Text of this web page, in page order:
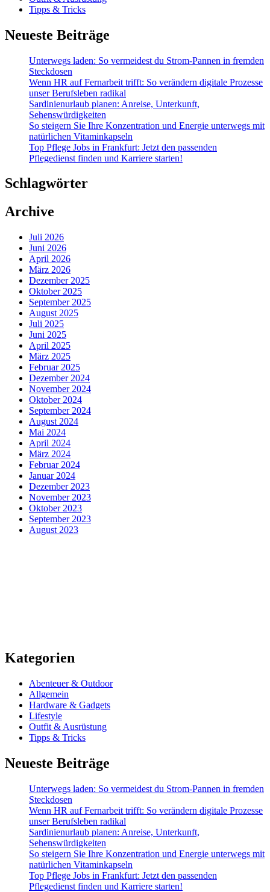
Tipps & Tricks
Neueste Beiträge
Unterwegs laden: So vermeidest du Strom-Pannen in fremden
Steckdosen
Wenn HR auf Fernarbeit trifft: So verändern digitale Prozesse
unser Berufsleben radikal
Sardinienurlaub planen: Anreise, Unterkunft,
Sehenswürdigkeiten
So steigern Sie Ihre Konzentration und Energie unterwegs mit
natürlichen Vitaminkapseln
Top Pflege Jobs in Frankfurt: Jetzt den passenden
Pflegedienst finden und Karriere starten!
Schlagwörter
Archive
Juli 2026
Juni 2026
April 2026
März 2026
Dezember 2025
Oktober 2025
September 2025
August 2025
Juli 2025
Juni 2025
April 2025
März 2025
Februar 2025
Dezember 2024
November 2024
Oktober 2024
September 2024
August 2024
Mai 2024
April 2024
März 2024
Februar 2024
Januar 2024
Dezember 2023
November 2023
Oktober 2023
September 2023
August 2023
Kategorien
Abenteuer & Outdoor
Allgemein
Hardware & Gadgets
Lifestyle
Outfit & Ausrüstung
Tipps & Tricks
Neueste Beiträge
Unterwegs laden: So vermeidest du Strom-Pannen in fremden
Steckdosen
Wenn HR auf Fernarbeit trifft: So verändern digitale Prozesse
unser Berufsleben radikal
Sardinienurlaub planen: Anreise, Unterkunft,
Sehenswürdigkeiten
So steigern Sie Ihre Konzentration und Energie unterwegs mit
natürlichen Vitaminkapseln
Top Pflege Jobs in Frankfurt: Jetzt den passenden
Pflegedienst finden und Karriere starten!